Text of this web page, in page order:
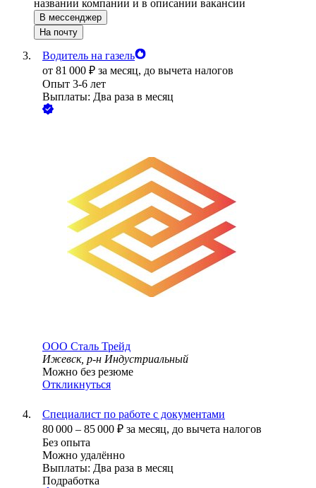
названии компании и в описании вакансии
В мессенджер
На почту
Водитель на газель
от 81 000 ₽ за месяц, до вычета налогов
Опыт 3-6 лет
Выплаты: Два раза в месяц
ООО Сталь Трейд
Ижевск, р-н Индустриальный
Можно без резюме
Откликнуться
Специалист по работе с документами
80 000 – 85 000 ₽ за месяц, до вычета налогов
Без опыта
Можно удалённо
Выплаты: Два раза в месяц
Подработка